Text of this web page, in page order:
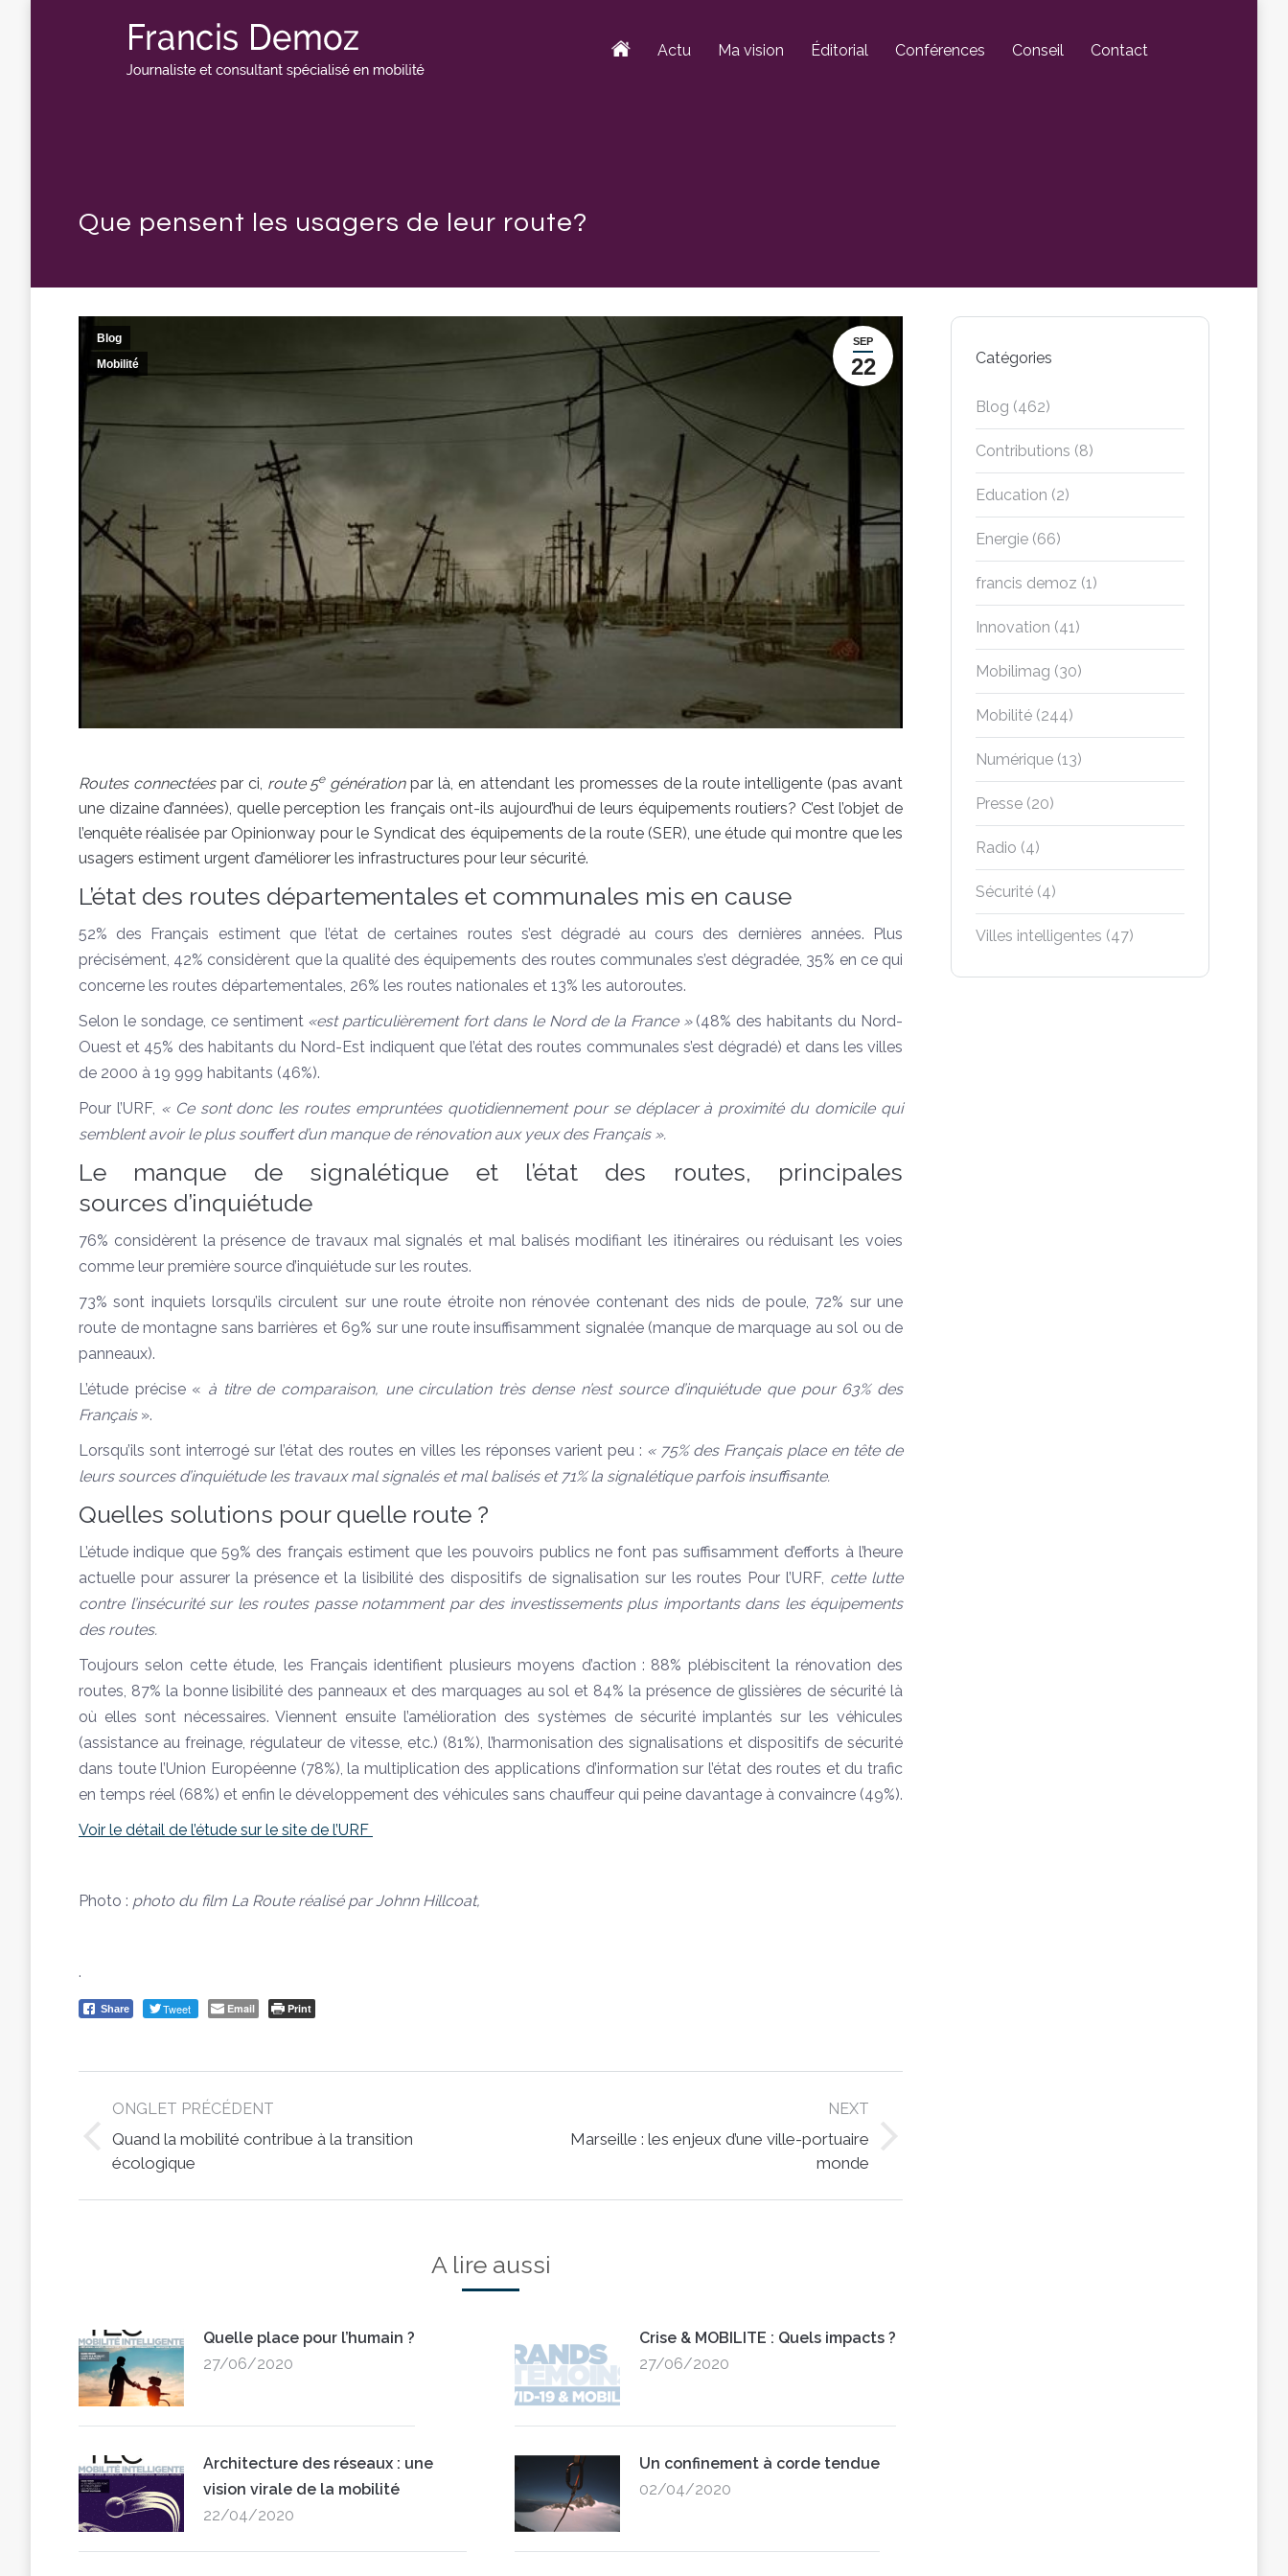
Actu Ma vision Éditorial Conférences Conseil Contact
Que pensent les usagers de leur route?
SEP
22
Blog
Mobilité
Routes connectéespar ci, route 5egénérationpar là, en attendant les promesses de la route intelligente (pas avant
une dizaine d’années), quelle perception les français ont-ils aujourd’hui de leurs équipements routiers? C’est l’objet de
l’enquête réalisée par Opinionway pour le Syndicat des équipements de la route (SER), une étude qui montre que les
usagers estiment urgent d’améliorer les infrastructures pour leur sécurité.
L’état des routes départementales et communales mis en cause
52% des Français estiment que l’état de certaines routes s’est dégradé au cours des dernières années. Plus
précisément, 42% considèrent que la qualité des équipements des routes communales s’est dégradée, 35% en ce qui
concerne les routes départementales, 26% les routes nationales et 13% les autoroutes.
Selon le sondage, ce sentiment «est particulièrementfort dans le Nord de la France » (48% des habitants du Nord-
Ouest et 45% des habitants du Nord-Est indiquent que l’état des routes communales s’est dégradé) et dans les villes
de 2000 à 19 999 habitants (46%).
Pour l’URF, « Ce sont donc les routes empruntées quotidiennement pour se déplacer à proximité du domicile qui
semblent avoir le plus souffert d’un manque de rénovation aux yeux des Français ».
Le manque de signalétique et l’état des routes, principales
sources d’inquiétude
76% considèrent la présence de travaux mal signalés et mal balisés modifiant les itinéraires ou réduisant les voies
comme leur première source d’inquiétude sur les routes.
73% sont inquiets lorsqu’ils circulent sur une route étroite non rénovée contenant des nids de poule, 72% sur une
route de montagne sans barrières et 69% sur une route insuffisamment signalée (manque de marquage au sol ou de
panneaux).
L’étude précise « à titre de comparaison, une circulation très dense n’est source d’inquiétude que pour 63% des
Français ».
Lorsqu’ils sont interrogé sur l’état des routes en villes les réponses varient peu : « 75% des Français place en tête de
leurs sources d’inquiétude les travaux mal signalés et mal balisés et 71% la signalétique parfois insuffisante.
Quelles solutions pour quelle route ?
L’étude indique que 59% des français estiment que les pouvoirs publics ne font pas suffisamment d’efforts à l’heure
actuelle pour assurer la présence et la lisibilité des dispositifs de signalisation sur les routes Pour l’URF, cette lutte
contre l’insécurité sur les routes passe notamment par des investissements plus importants dans les équipements
des routes.
Toujours selon cette étude, les Français identifient plusieurs moyens d’action : 88% plébiscitent la rénovation des
routes, 87% la bonne lisibilité des panneaux et des marquages au sol et 84% la présence de glissières de sécurité là
où elles sont nécessaires. Viennent ensuite l’amélioration des systèmes de sécurité implantés sur les véhicules
(assistance au freinage, régulateur de vitesse, etc.) (81%), l’harmonisation des signalisations et dispositifs de sécurité
dans toute l’Union Européenne (78%), la multiplication des applications d’information sur l’état des routes et du trafic
en temps réel (68%) et enfin le développement des véhicules sans chauffeur qui peine davantage à convaincre (49%).
Voir le détail de l’étude sur le site de l’URF
Photo : photo du film La Route réalisé par Johnn Hillcoat,
.
Share Tweet Email Print
navigation
ONGLET PRÉCÉDENT
Previous
post:
Quand la mobilité contribue à la transition
écologique
NEXT
Marseille : les enjeux d’une ville-portuaire
monde
A lire aussi
Quelle place pour l’humain ?
27/06/2020
Crise & MOBILITE : Quels impacts ?
27/06/2020
Architecture des réseaux : une
vision virale de la mobilité
22/04/2020
Un confinement à corde tendue
02/04/2020
Catégories
Blog (462)
Contributions (8)
Education (2)
Energie (66)
francis demoz (1)
Innovation (41)
Mobilimag (30)
Mobilité (244)
Numérique (13)
Presse (20)
Radio (4)
Sécurité (4)
Villes intelligentes (47)